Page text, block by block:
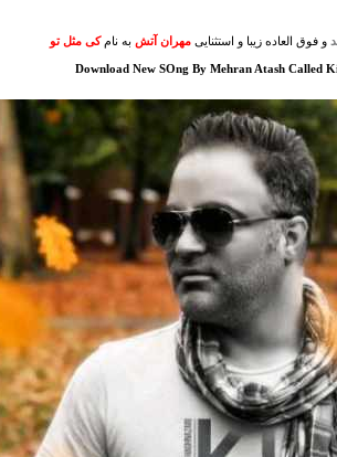
و فوق العاده زیبا و استثنایی مهران آتش به نامکی مثل تو
Download New SOng By Mehran Atash Called